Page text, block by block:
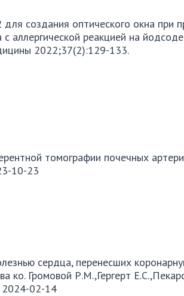
создания оптического окна при
с аллергической реакцией на
2022;37(2):129-133.
томографии почечных
10-23
сердца, перенесших
ко. Громовой Р.М.,Гергерт
2024-02-14